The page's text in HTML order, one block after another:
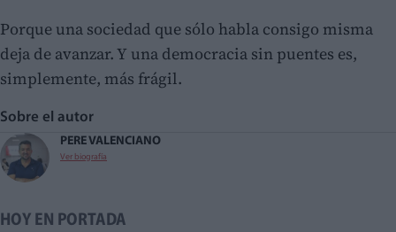
Porque una sociedad que sólo habla consigo misma
deja de avanzar. Y una democracia sin puentes es,
simplemente, más frágil.
Sobre el autor
PERE VALENCIANO
Ver biografía
HOY EN PORTADA